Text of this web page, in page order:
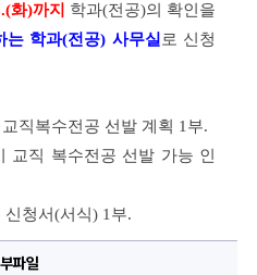
화)까지 학과(전공)의 확인을
는 학과(전공) 사무실 로 신청
직복수전공 선발 계획 1 부.
교직 복수전공 선발 가능 인
신청서(서식) 1 부.
파일